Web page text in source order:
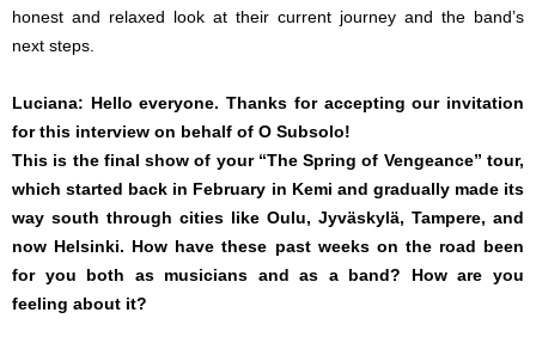
honest and relaxed look at their current journey and the band’s
next steps.
Luciana: Hello everyone. Thanks for accepting our invitation
for this interview on behalf of O Subsolo!
This is the final show of your “The Spring of Vengeance” tour,
which started back in February in Kemi and gradually made its
way south through cities like Oulu, Jyväskylä, Tampere, and
now Helsinki. How have these past weeks on the road been
for you both as musicians and as a band? How are you
feeling about it?